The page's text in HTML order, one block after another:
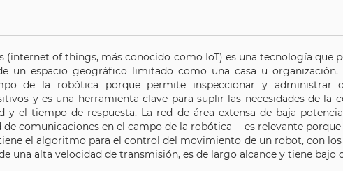
(internet of things, más conocido como IoT) es una tecnología que
un espacio geográfico limitado como una casa u organización.
de la robótica porque permite inspeccionar y administrar
y es una herramienta clave para suplir las necesidades de la
y el tiempo de respuesta. La red de área extensa de baja
de comunicaciones en el campo de la robótica— es relevante
el algoritmo para el control del movimiento de un robot, con
una alta velocidad de transmisión, es de largo alcance y tiene bajo